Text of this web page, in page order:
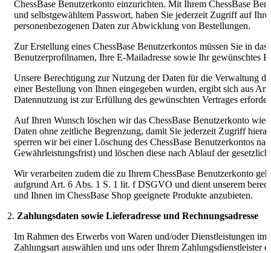
ChessBase Benutzerkonto einzurichten. Mit Ihrem ChessBase
und selbstgewähltem Passwort, haben Sie jederzeit Zugriff auf
personenbezogenen Daten zur Abwicklung von Bestellungen.
Zur Erstellung eines ChessBase Benutzerkontos müssen Sie in
Benutzerprofilnamen, Ihre E-Mailadresse sowie Ihr gewünschtes
Unsere Berechtigung zur Nutzung der Daten für die Verwaltung
einer Bestellung von Ihnen eingegeben wurden, ergibt sich aus
Datennutzung ist zur Erfüllung des gewünschten Vertrages
Auf Ihren Wunsch löschen wir das ChessBase Benutzerkonto
Daten ohne zeitliche Begrenzung, damit Sie jederzeit Zugriff
sperren wir bei einer Löschung des ChessBase Benutzerkontos
Gewährleistungsfrist) und löschen diese nach Ablauf der
Wir verarbeiten zudem die zu Ihrem ChessBase Benutzerkonto
aufgrund Art. 6 Abs. 1 S. 1 lit. f DSGVO und dient unserem
und Ihnen im ChessBase Shop geeignete Produkte anzubieten.
Zahlungsdaten sowie Lieferadresse und Rechnungsadresse
Im Rahmen des Erwerbs von Waren und/oder Dienstleistungen im
Zahlungsart auswählen und uns oder Ihrem Zahlungsdienstleister